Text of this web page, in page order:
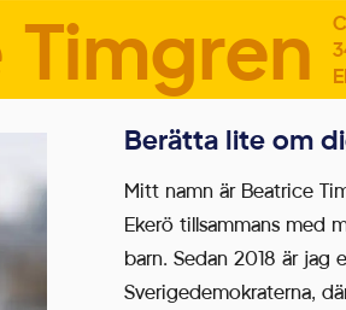
Berätta lite om
Mitt namn är Beatrice
Ekerö tillsammans med
barn. Sedan 2018 är jag
Sverigedemokraterna,